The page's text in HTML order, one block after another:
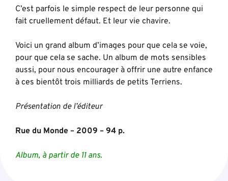
C’est parfois le simple respect de leur personne qui
fait cruellement défaut. Et leur vie chavire.
Voici un grand album d’images pour que cela se voie,
pour que cela se sache. Un album de mots sensibles
aussi, pour nous encourager à offrir une autre enfance
à ces bientôt trois milliards de petits Terriens.
Présentation de l’éditeur
Rue du Monde – 2009 – 94 p.
Album, à partir de 11 ans.